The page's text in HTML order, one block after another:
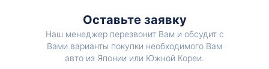
Оставьте заявку
Наш менеджер перезвонит Вам и обсудит с
Вами варианты покупки необходимого Вам
авто из Японии или Южной Кореи.